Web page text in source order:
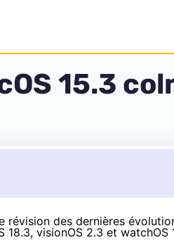
15.3
révision des dernières
18.3, visionOS 2.3 et watchOS